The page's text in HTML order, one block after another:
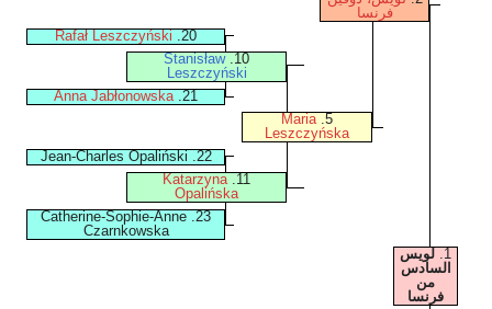
فرنسا
20.
Rafał Leszczyński
10.
Stanisław
Leszczyński
21.
Anna Jabłonowska
5.
Maria
Leszczyńska
22. Jean-Charles Opaliński
11.
Katarzyna
Opalińska
23. Catherine-Sophie-Anne
Czarnkowska
1.
لويس
السادس
من
فرنسا